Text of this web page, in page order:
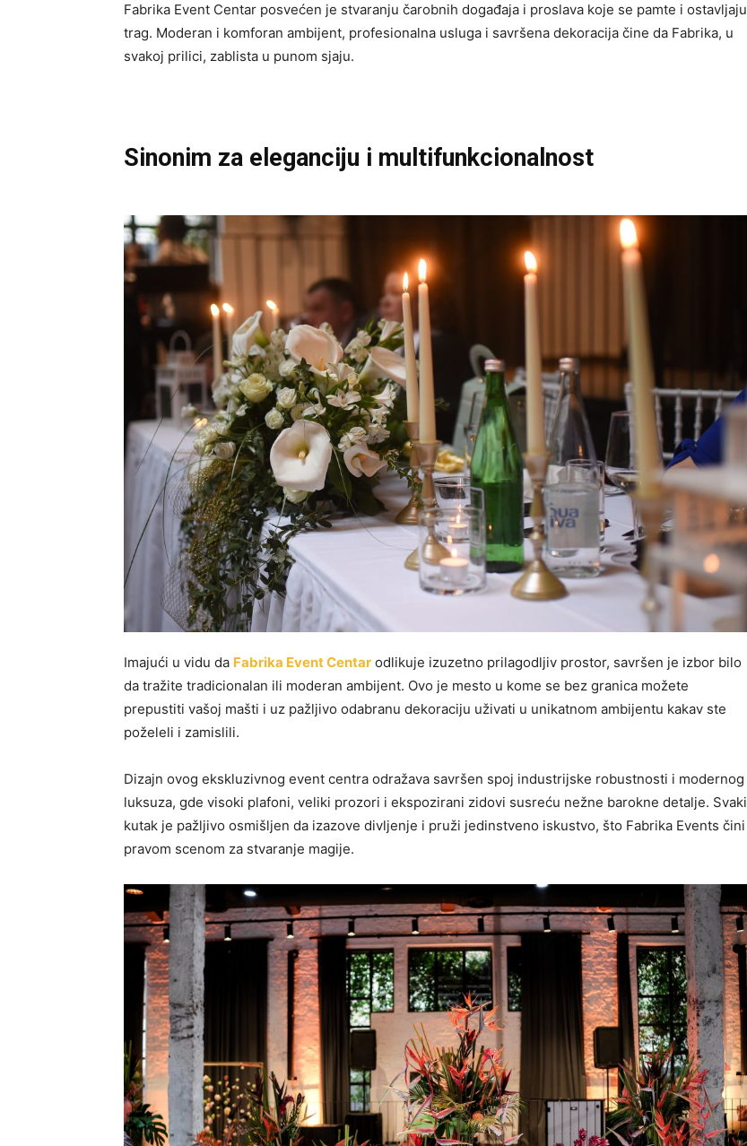
Fabrika Event Centar posvećen je stvaranju čarobnih događaja i proslava koje se pamte i ostavljaju
trag. Moderan i komforan ambijent, profesionalna usluga i savršena dekoracija čine da Fabrika, u
svakoj prilici, zablista u punom sjaju.
Sinonim za eleganciju i multifunkcionalnost
Imajući u vidu da Fabrika Event Centar odlikuje izuzetno prilagodljiv prostor, savršen je izbor bilo
da tražite tradicionalan ili moderan ambijent. Ovo je mesto u kome se bez granica možete
prepustiti vašoj mašti i uz pažljivo odabranu dekoraciju uživati u unikatnom ambijentu kakav ste
poželeli i zamislili.
Dizajn ovog ekskluzivnog event centra odražava savršen spoj industrijske robustnosti i modernog
luksuza, gde visoki plafoni, veliki prozori i ekspozirani zidovi susreću nežne barokne detalje. Svaki
kutak je pažljivo osmišljen da izazove divljenje i pruži jedinstveno iskustvo, što Fabrika Events čini
pravom scenom za stvaranje magije.